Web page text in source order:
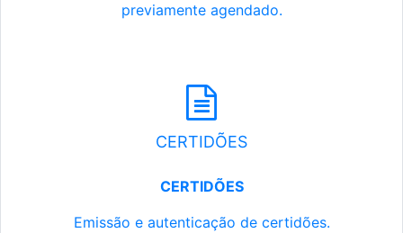
previamente agendado.
CERTIDÕES
CERTIDÕES
Emissão e autenticação de certidões.